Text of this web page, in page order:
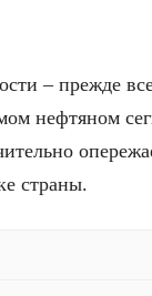
– прежде
нефтяном
страны.